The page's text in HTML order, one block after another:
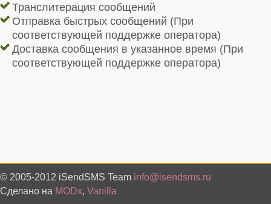
Транслитерация сообщений
Отправка быстрых сообщений (При
соответствующей поддержке оператора)
Доставка сообщения в указанное время (При
соответствующей поддержке оператора)
© 2005-2012 iSendSMS Team info@isendsms.ru
Сделано на MODx, Vanilla